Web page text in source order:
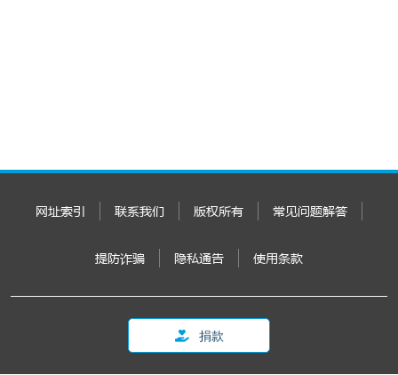
网址索引 联系我们 版权所有 常见问题解答
提防诈骗 隐私通告 使用条款
捐款